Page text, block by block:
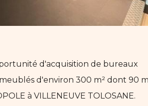
d'acquisition de bureaux
d'environ 300 m² dont 90
à VILLENEUVE TOLOSANE.